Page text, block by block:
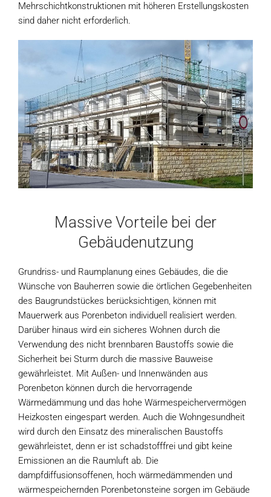
Mehrschichtkonstruktionen mit höheren Erstellungskosten
sind daher nicht erforderlich.
Massive Vorteile bei der
Gebäudenutzung
Grundriss- und Raumplanung eines Gebäudes, die die
Wünsche von Bauherren sowie die örtlichen Gegebenheiten
des Baugrundstückes berücksichtigen, können mit
Mauerwerk aus Porenbeton individuell realisiert werden.
Darüber hinaus wird ein sicheres Wohnen durch die
Verwendung des nicht brennbaren Baustoffs sowie die
Sicherheit bei Sturm durch die massive Bauweise
gewährleistet. Mit Außen- und Innenwänden aus
Porenbeton können durch die hervorragende
Wärmedämmung und das hohe Wärmespeichervermögen
Heizkosten eingespart werden. Auch die Wohngesundheit
wird durch den Einsatz des mineralischen Baustoffs
gewährleistet, denn er ist schadstofffrei und gibt keine
Emissionen an die Raumluft ab. Die
dampfdiffusionsoffenen, hoch wärmedämmenden und
wärmespeichernden Porenbetonsteine sorgen im Gebäude